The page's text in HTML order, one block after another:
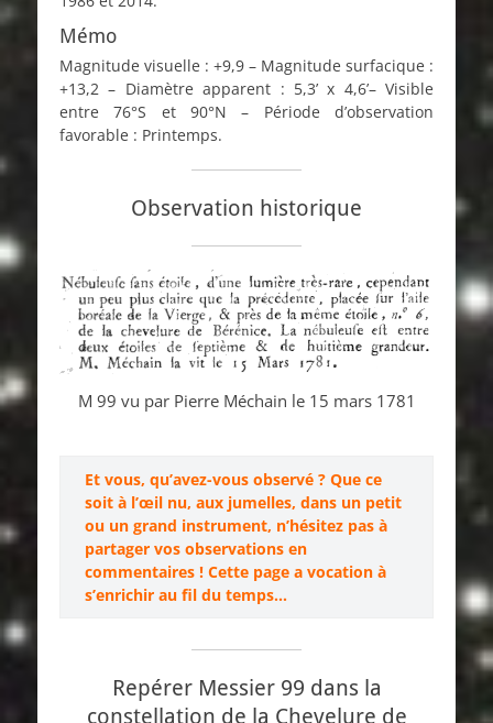
Mémo
Magnitude visuelle : +9,9 – Magnitude surfacique :
+13,2 – Diamètre apparent : 5,3’ x 4,6’– Visible
entre 76°S et 90°N – Période d’observation
favorable : Printemps.
Observation historique
M 99 vu par Pierre Méchain le 15 mars 1781
Et vous, qu’avez-vous observé ? Que ce
soit à l’œil nu, aux jumelles, dans un petit
ou un grand instrument, n’hésitez pas à
partager vos observations en
commentaires ! Cette page a vocation à
s’enrichir au fil du temps…
Repérer Messier 99 dans la
constellation de la Chevelure de